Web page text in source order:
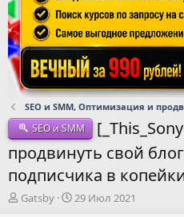
SEO и SMM, Оптимизация и
SEO и SMM
продвинуть свой
подписчика в
А
Gatsby
Д
29 Июл 2021